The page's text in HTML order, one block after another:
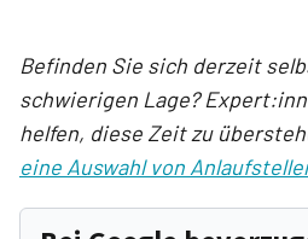
Befinden Sie sich derzeit
schwierigen Lage?
helfen, diese Zeit zu
eine Auswahl von